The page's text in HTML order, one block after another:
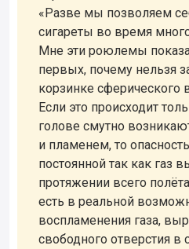
«Разве мы позволяем
сигареты во время
Мне эти роюлемы
первых, почему нельзя
корзинке сферического
Если это происходит
голове смутно
и пламенем, то
постоянной так как газ
протяжении всего
есть в реальной
воспламенения газа,
свободного отверстия в